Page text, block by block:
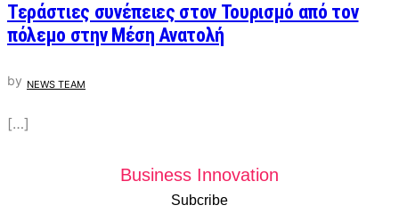
Τεράστιες συνέπειες στον Τουρισμό από τον
πόλεμο στην Μέση Ανατολή
by NEWS TEAM
[…]
Business Innovation
Subcribe